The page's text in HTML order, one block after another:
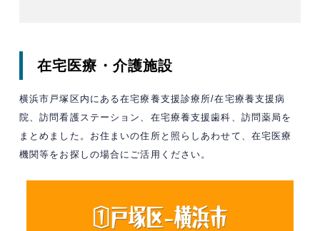
在宅医療・介護施設
横浜市戸塚区内にある在宅療養支援診療所/在宅療養支援病
院、訪問看護ステーション、在宅療養支援歯科、訪問薬局を
まとめました。お住まいの住所と照らしあわせて、在宅医療
機関等をお探しの場合にご活用ください。